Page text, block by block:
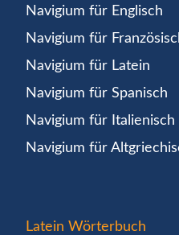
Navigium für Englisch
Navigium für
Navigium für Latein
Navigium für Spanisch
Navigium für Italienisch
Navigium für
Latein Wörterbuch